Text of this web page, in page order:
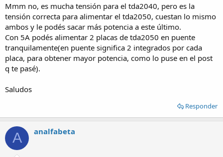
Mmm no, es mucha tensión para el tda2040, pero es la
tensión correcta para alimentar el tda2050, cuestan lo mismo
ambos y le podés sacar más potencia a este último.
Con 5A podés alimentar 2 placas de tda2050 en puente
tranquilamente(en puente significa 2 integrados por cada
placa, para obtener mayor potencia, como lo puse en el post
q te pasé).
Saludos
Responder
A analfabeta